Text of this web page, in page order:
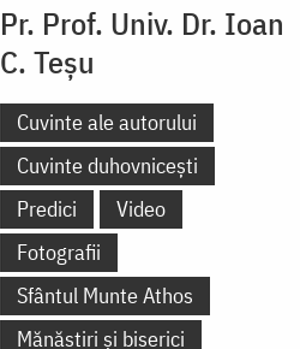
Pr. Prof. Univ. Dr. Ioan
C. Teșu
Cuvinte ale autorului
Cuvinte duhovnicești
Predici
Video
Fotografii
Sfântul Munte Athos
Mănăstiri și biserici